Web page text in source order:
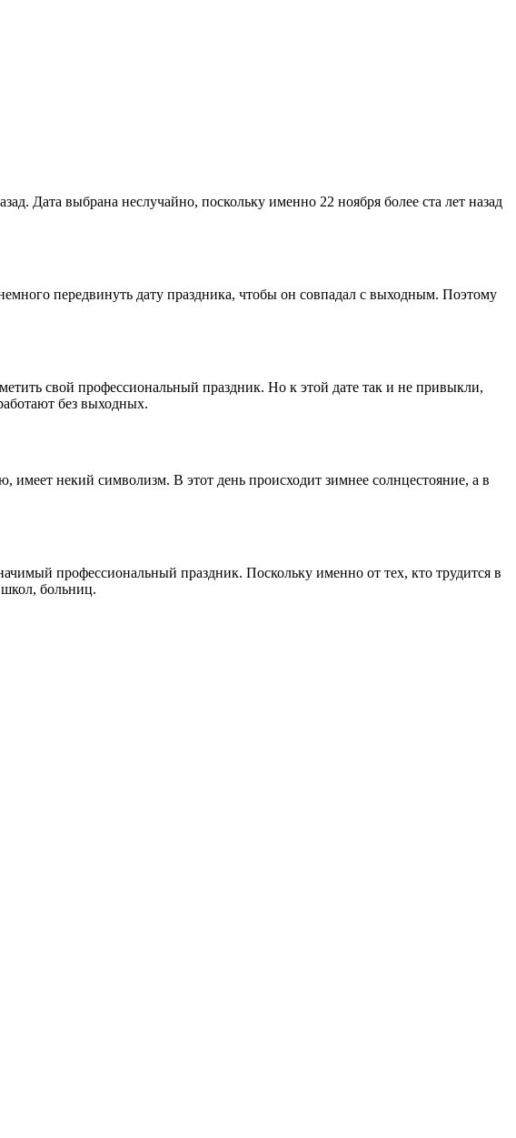
Дата выбрана неслучайно, поскольку именно 22 ноября более ста лет назад
передвинуть дату праздника, чтобы он совпадал с выходным. Поэтому
свой профессиональный праздник. Но к этой дате так и не привыкли,
без выходных.
имеет некий символизм. В этот день происходит зимнее солнцестояние, а в
профессиональный праздник. Поскольку именно от тех, кто трудится в
больниц.